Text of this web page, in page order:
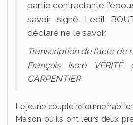
partie contractante
savoir signé. Ledit
déclaré ne le savoir.
Transcription de l’acte de
François Isoré
CARPENTIER
Le jeune couple retourne
Maison où ils ont leurs deux